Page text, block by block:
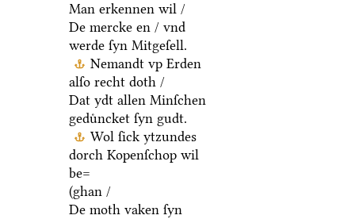
Man erkennen wil /
De mercke en / vnd
werde ſyn Mitgeſell.
Nemandt vp Erden
alſo recht doth /
Dat ydt allen Minſchen
geduͤncket ſyn gudt.
Wol ſick ytzundes
dorch Kopenſchop wil
be=
(ghan /
De moth vaken ſyn